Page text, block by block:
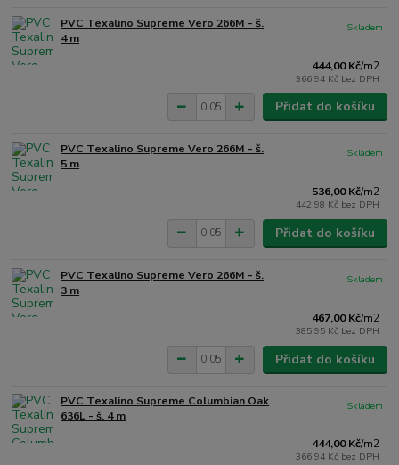
PVC Texalino Supreme Vero 266M - š.
4 m
444,00 Kč/m2
366,94 Kč bez DPH
Skladem
Přidat do košíku
PVC Texalino Supreme Vero 266M - š.
5 m
536,00 Kč/m2
442,98 Kč bez DPH
Skladem
Přidat do košíku
PVC Texalino Supreme Vero 266M - š.
3 m
467,00 Kč/m2
385,95 Kč bez DPH
Skladem
Přidat do košíku
PVC Texalino Supreme Columbian Oak
636L - š. 4 m
444,00 Kč/m2
366,94 Kč bez DPH
Skladem